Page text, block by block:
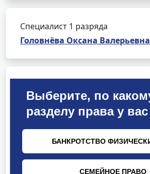
Специалист 1 разряда
Головнёва Оксана Валерьевна